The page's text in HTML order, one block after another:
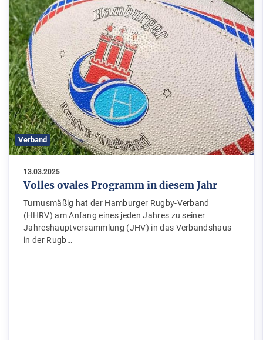
Verband
13.03.2025
Volles ovales Programm in diesem Jahr
Turnusmäßig hat der Hamburger Rugby-Verband
(HHRV) am Anfang eines jeden Jahres zu seiner
Jahreshauptversammlung (JHV) in das Verbandshaus
in der Rugb…